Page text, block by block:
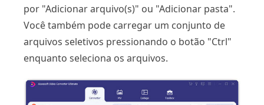
por "Adicionar arquivo(s)" ou "Adicionar pasta".
Você também pode carregar um conjunto de
arquivos seletivos pressionando o botão "Ctrl"
enquanto seleciona os arquivos.